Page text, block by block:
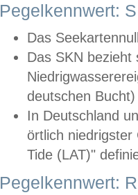
Pegelkennwert:
Das
Das SKN
deutschen
In Deutschland
örtlich
Tide (LAT)"
Pegelkennwert: